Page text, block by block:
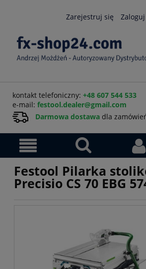
Zarejestruj się
kontakt telefoniczny: +48 607 544 533
e-mail: festool.dealer@gmail.com
Darmowa dostawa dla
Festool Pilarka
Precisio CS 70 EBG